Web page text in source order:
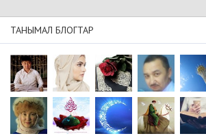
ТАНЫМАЛ БЛОГТАР